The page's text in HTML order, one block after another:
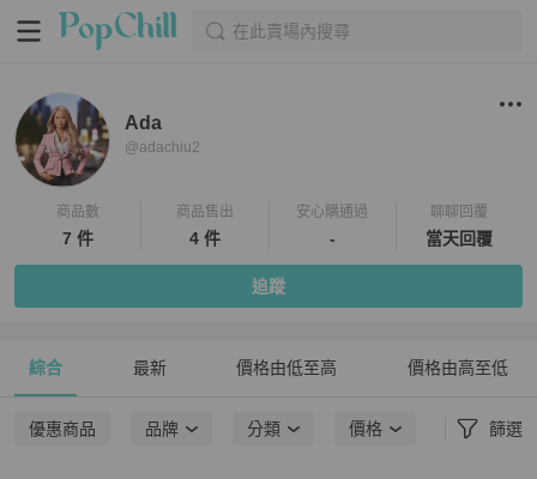
在此賣場內搜尋
Ada
@adachiu2
商品數
7 件
商品售出
4 件
安心購通過
-
聊聊回覆
當天回覆
追蹤
綜合 最新 價格由低至高 價格由高至低
優惠商品 品牌 分類 價格 篩選